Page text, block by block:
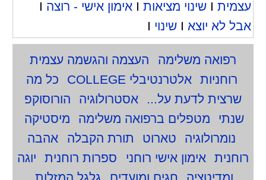
עצמיתI שינוי מציאותI אימון אישי - רוצה
אבל לא יוצא
שינוי
רפואה משלימה
העצמה והגשמה עצמית
רוחניות
אלטרנטיבלי COLLEGE
כל מה
שרצית לדעת על...
אסטרולוגיה
הורוסוקפ
שנתי
מטפלים ברפואה משלימה
מיסטיקה
נומרולוגיה
טארוט תורת הקבלה
אהבה
רוחנית
אימון אישי רוחני ספרות רוחנית
יוגה